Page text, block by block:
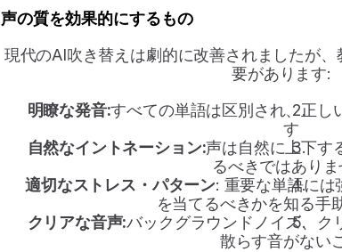
声の質を効果的にするもの
現代のAI吹き替えは劇的に改善されましたが
要があります:
明瞭な発音:すべての単語は区別され、正し
す
自然なイントネーション:声は自然に上下す
るべきではあり
適切なストレス・パターン: 重要な単語には
を当てるべきかを知る手
クリアな音声:バックグラウンドノイズ、ク
散らす音がない